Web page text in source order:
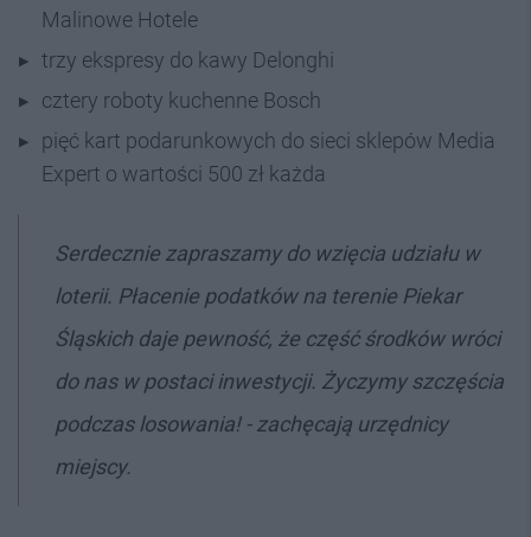
Malinowe Hotele
trzy ekspresy do kawy Delonghi
cztery roboty kuchenne Bosch
pięć kart podarunkowych do sieci sklepów Media
Expert o wartości 500 zł każda
Serdecznie zapraszamy do wzięcia udziału w
loterii. Płacenie podatków na terenie Piekar
Śląskich daje pewność, że część środków wróci
do nas w postaci inwestycji. Życzymy szczęścia
podczas losowania! - zachęcają urzędnicy
miejscy.